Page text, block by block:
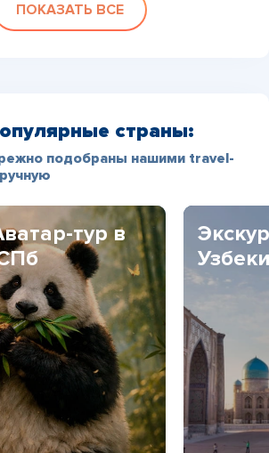
ПОКАЗАТЬ ВСЕ
страны:
подобраны нашими travel-
тур в